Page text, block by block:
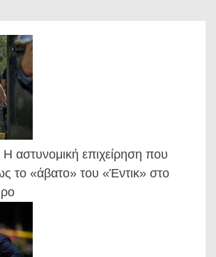
αστυνομική επιχείρηση που
το «άβατο» του «Έντικ» στο